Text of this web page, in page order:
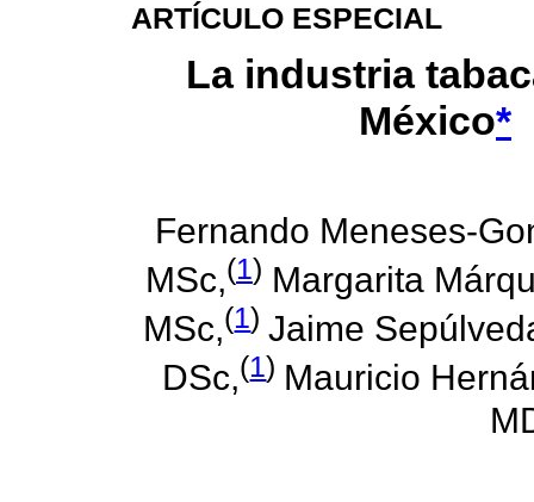
ARTÍCULO ESPECIAL
La industria
México*
Fernando Meneses-
MSc,(1) Margarita
MSc,(1) Jaime
DSc,(1) Mauricio